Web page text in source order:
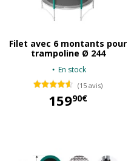
Filet avec 6 montants pour
trampoline Ø 244
En stock
(15 avis)
15990€